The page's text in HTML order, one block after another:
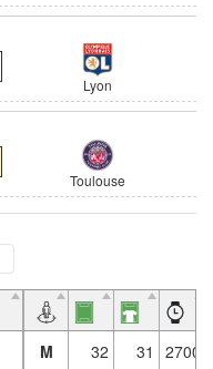
Lyon
Toulouse
M 32 31 2700